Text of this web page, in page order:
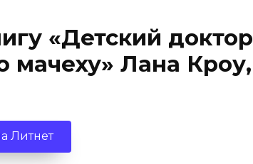
«Детский доктор
мачеху» Лана Кроу,
Литнет